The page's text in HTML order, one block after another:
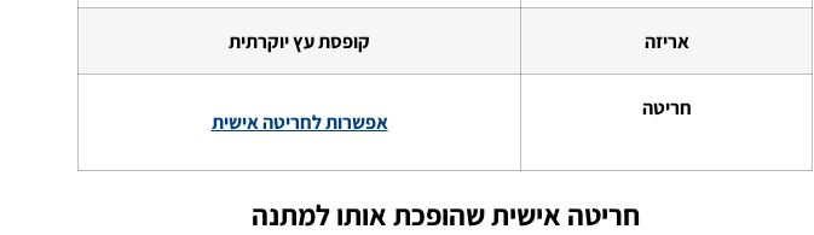
אריזה קופסת עץ יוקרתית
חריטה
אפשרות לחריטה אישית
חריטה אישית שהופכת אותו למתנה